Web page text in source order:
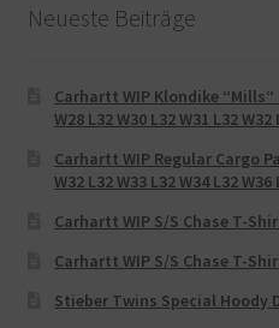
Neueste Beiträge
Carhartt WIP Klondike
W28 L32 W30 L32 W31 L32
Carhartt WIP Regular Cargo
W32 L32 W33 L32 W34 L32 W36
Carhartt WIP S/S Chase T-
Carhartt WIP S/S Chase T-
Stieber Twins Special Hoody